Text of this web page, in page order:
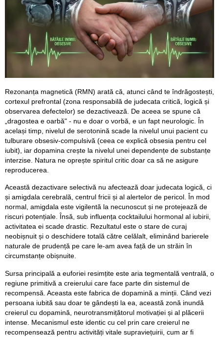
Rezonanța magnetică (RMN) arată că, atunci când te îndrăgostești,
cortexul prefrontal (zona responsabilă de judecata critică, logică și
observarea defectelor) se dezactivează. De aceea se spune că
„dragostea e oarbă" - nu e doar o vorbă, e un fapt neurologic. În
același timp, nivelul de serotonină scade la nivelul unui pacient cu
tulburare obsesiv-compulsivă (ceea ce explică obsesia pentru cel
iubit), iar dopamina crește la nivelul unei dependențe de substanțe
interzise. Natura ne oprește spiritul critic doar ca să ne asigure
reproducerea.
Această dezactivare selectivă nu afectează doar judecata logică, ci
și amigdala cerebrală, centrul fricii și al alertelor de pericol. În mod
normal, amigdala este vigilentă la necunoscut și ne protejează de
riscuri potențiale. Însă, sub influența cocktailului hormonal al iubirii,
activitatea ei scade drastic. Rezultatul este o stare de curaj
neobișnuit și o deschidere totală către celălalt, eliminând barierele
naturale de prudență pe care le-am avea față de un străin în
circumstanțe obișnuite.
Sursa principală a euforiei resimțite este aria tegmentală ventrală, o
regiune primitivă a creierului care face parte din sistemul de
recompensă. Aceasta este fabrica de dopamină a minții. Când vezi
persoana iubită sau doar te gândești la ea, această zonă inundă
creierul cu dopamină, neurotransmițătorul motivației și al plăcerii
intense. Mecanismul este identic cu cel prin care creierul ne
recompensează pentru activități vitale supraviețuirii, cum ar fi